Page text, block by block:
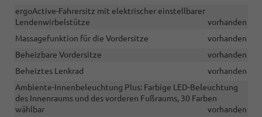
ergoActive-Fahrersitz mit elektrischer einstellbarer
Lendenwirbelstütze
vorhanden
Massagefunktion für die Vordersitze
vorhanden
Beheizbare Vordersitze
vorhanden
Beheiztes Lenkrad
vorhanden
Ambiente-Innenbeleuchtung Plus: Farbige LED-Beleuchtung
des Innenraums und des vorderen Fußraums, 30 Farben
wählbar
vorhanden